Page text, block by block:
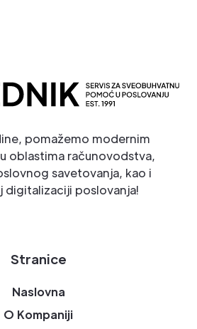
pomažemo modernim
oblastima računovodstva,
savetovanja, kao i
digitalizaciji poslovanja!
Stranice
Naslovna
O Kompaniji